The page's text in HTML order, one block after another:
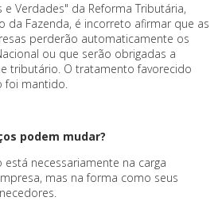
Verdades" da Reforma Tributária,
da Fazenda, é incorreto afirmar que as
perderão automaticamente os
ou que serão obrigadas a
tributário. O tratamento favorecido
foi mantido.
podem mudar?
necessariamente na carga
mas na forma como seus